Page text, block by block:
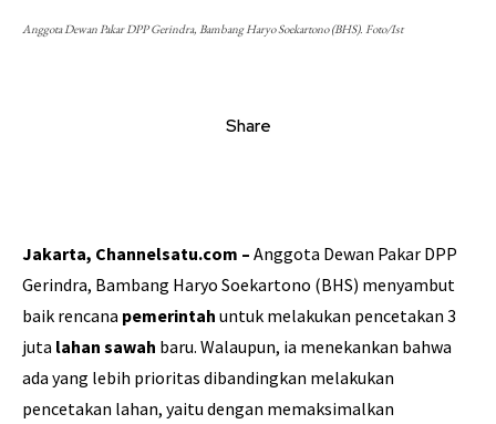
Anggota Dewan Pakar DPP Gerindra, Bambang Haryo Soekartono (BHS). Foto/Ist
Share
Jakarta, Channelsatu.com – Anggota Dewan Pakar DPP
Gerindra, Bambang Haryo Soekartono (BHS) menyambut
baik rencana pemerintah untuk melakukan pencetakan 3
juta lahan sawah baru. Walaupun, ia menekankan bahwa
ada yang lebih prioritas dibandingkan melakukan
pencetakan lahan, yaitu dengan memaksimalkan